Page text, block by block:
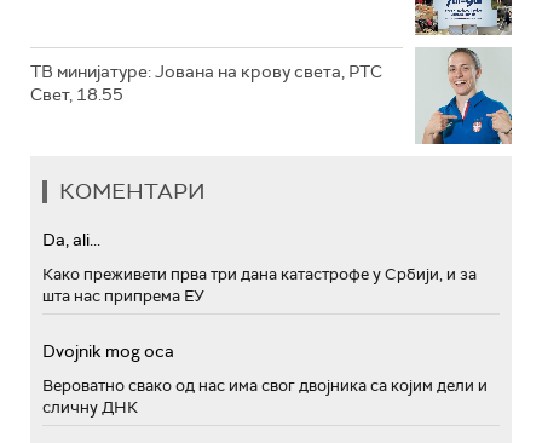
ТВ минијатуре: Јована на крову света, РТС
Свет, 18.55
КОМЕНТАРИ
Da, ali...
Како преживети прва три дана катастрофе у Србији, и за
шта нас припрема ЕУ
Dvojnik mog oca
Вероватно свако од нас има свог двојника са којим дели и
сличну ДНК